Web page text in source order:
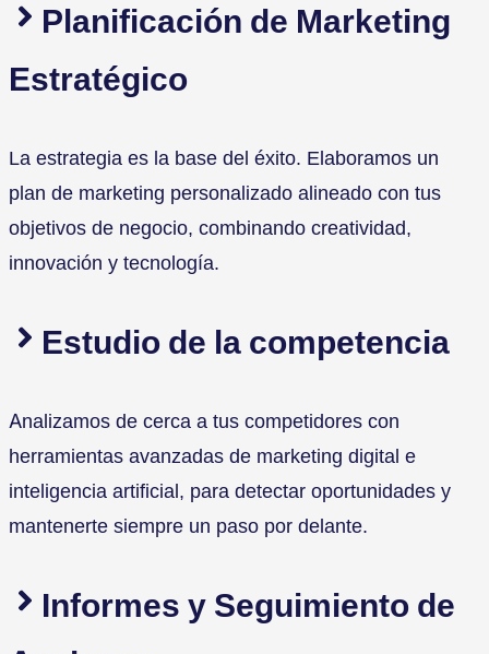
Planificación de Marketing
Estratégico
La estrategia es la base del éxito. Elaboramos un
plan de marketing personalizado alineado con tus
objetivos de negocio, combinando creatividad,
innovación y tecnología.
Estudio de la competencia
Analizamos de cerca a tus competidores con
herramientas avanzadas de marketing digital e
inteligencia artificial, para detectar oportunidades y
mantenerte siempre un paso por delante.
Informes y Seguimiento de